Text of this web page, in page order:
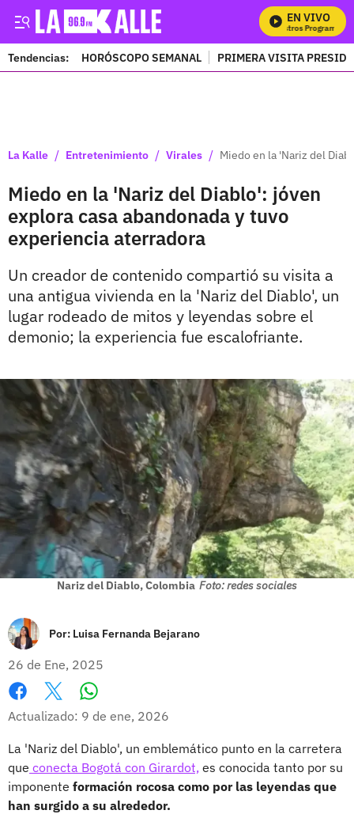
EN VIVO
Tendencias: HORÓSCOPO SEMANAL PRIMERA VISITA
La Kalle / Entretenimiento / Virales / Miedo en la 'Nariz del
Miedo en la 'Nariz del Diablo': jóven
explora casa abandonada y tuvo
experiencia aterradora
Un creador de contenido compartió su visita a
una antigua vivienda en la 'Nariz del Diablo', un
lugar rodeado de mitos y leyendas sobre el
demonio; la experiencia fue escalofriante.
Nariz del Diablo, Colombia Foto: redes sociales
Por: Luisa Fernanda Bejarano
26 de Ene, 2025
Facebook
X
Actualizado: 9 de ene, 2026
La 'Nariz del Diablo', un emblemático punto en la carretera
que conecta Bogotá con Girardot, es conocida tanto por su
imponente formación rocosa como por las leyendas que
han surgido a su alrededor.